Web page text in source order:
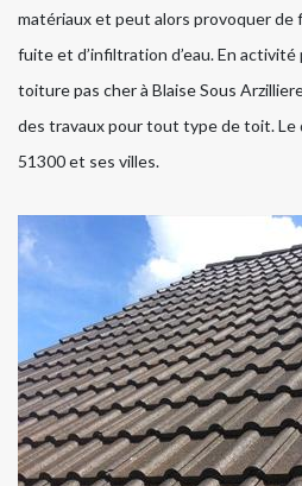
matériaux et peut alors provoquer de
fuite et d’infiltration d’eau. En
toiture pas cher à Blaise Sous
des travaux pour tout type de toit.
51300 et ses villes.